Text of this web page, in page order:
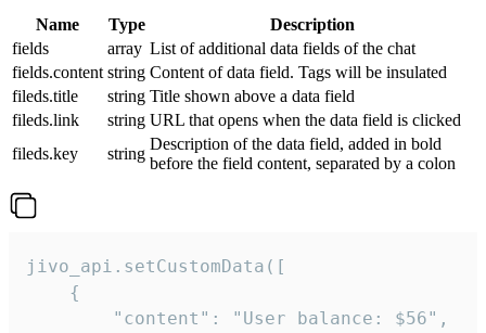
Name Type
Description
fields
array List of additional data fields of the chat
fields.content string Content of data field. Tags will be insulated
fileds.title
string Title shown above a data field
fileds.link
string URL that opens when the data field is clicked
fileds.key
string
Description of the data field, added in bold
before the field content, separated by a colon
jivo_api.setCustomData([
    {
        "content": "User balance: $56",